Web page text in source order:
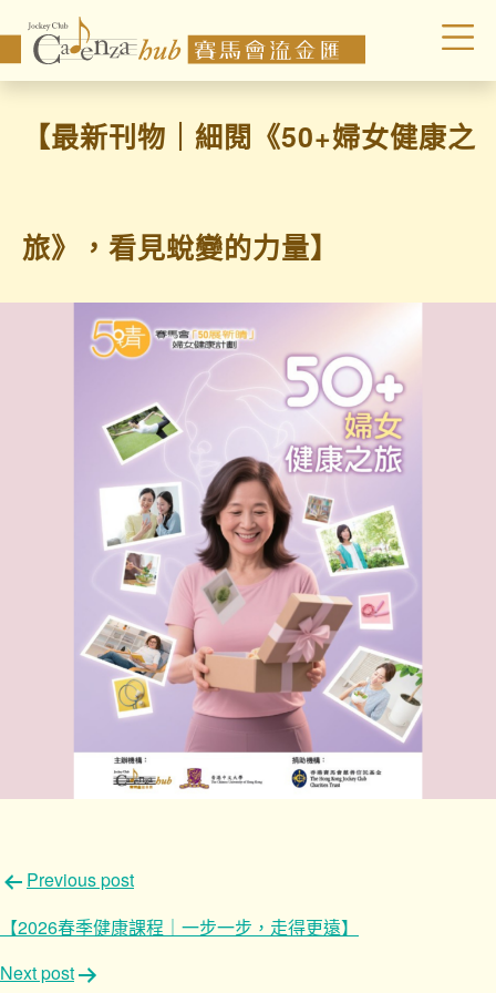
【最新刊物｜細閱《50+婦女健康之
旅》，看見蛻變的力量】
文
章
導
覽
Previous post
【2026春季健康課程｜一步一步，走得更遠】
Next post